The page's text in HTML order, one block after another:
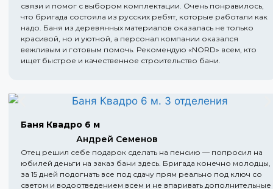
связи и помог с выбором комплектации. Очень понравилось,
что бригада состояла из русских ребят, которые работали как
надо. Баня из деревянных материалов оказалась не только
красивой, но и уютной, а персонал компании оказался
вежливым и готовым помочь. Рекомендую «NORD» всем, кто
ищет быстрое и качественное строительство бани.
Баня Квадро 6 м
Андрей Семенов
Отец решил себе подарок сделать на пенсию — попросил на
юбилей деньги на заказ бани здесь. Бригада конечно молодцы,
за 15 дней подогнать все под сдачу прям реально под ключ со
светом и водоотведением всем и не впаривать дополнительные